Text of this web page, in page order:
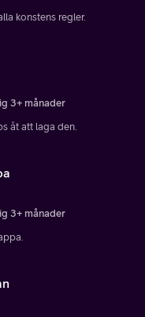
konstens regler.
3+ månader
åt att laga den.
3+ månader